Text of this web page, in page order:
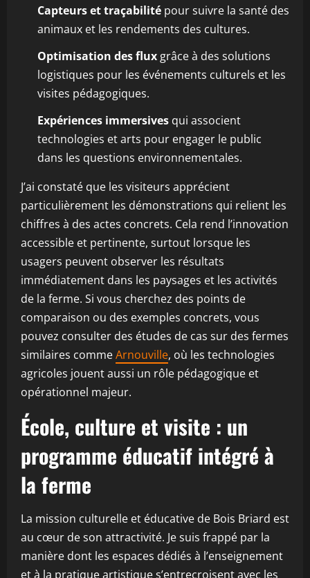
Capteurs et traçabilité pour suivre la santé des
animaux et les rendements des cultures.
Optimisation des flux grâce à des solutions
logistiques pour les événements culturels et les
visites pédagogiques.
Expériences immersives qui associent
technologies et arts pour engager le public
dans les questions environnementales.
J’ai constaté que les visiteurs apprécient
particulièrement les démonstrations qui relient les
chiffres à des actes concrets. Cela rend l’innovation
accessible et pertinente, surtout lorsque les
usagers peuvent observer les résultats
immédiatement dans les paysages et les activités
de la ferme. Si vous cherchez des points de
comparaison ou des exemples concrets, vous
pouvez consulter des études de cas sur des fermes
similaires commeArnouville, où les technologies
agricoles jouent aussi un rôle pédagogique et
opérationnel majeur.
École, culture et visite : un
programme éducatif intégré à
la ferme
La mission culturelle et éducative de Bois Briard est
au cœur de son attractivité. Je suis frappé par la
manière dont les espaces dédiés à l’enseignement
et à la pratique artistique s’entrecroisent avec les